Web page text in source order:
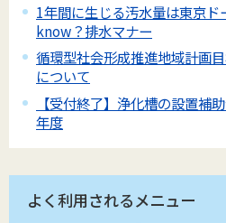
1年間に生じる汚水量は東京
know？排水マナー
循環型社会形成推進地域計画
について
【受付終了】浄化槽の設置補
年度
よく利用されるメニュー